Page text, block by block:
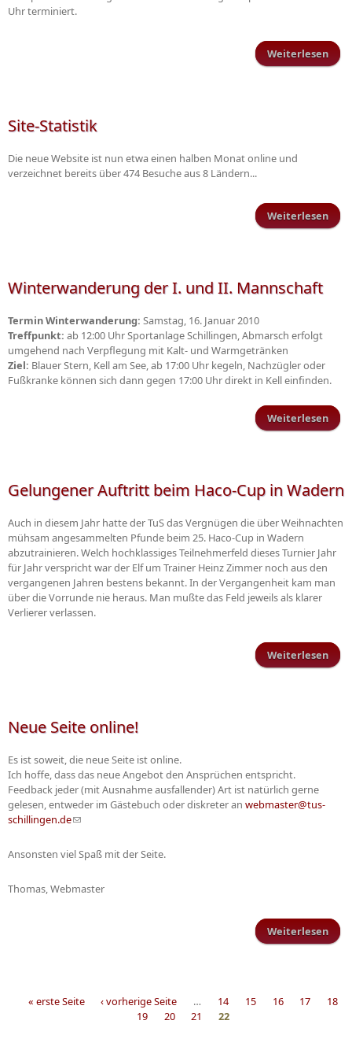
Uhr terminiert.
Weiterlesen
Site-Statistik
Die neue Website ist nun etwa einen halben Monat online und
verzeichnet bereits über 474 Besuche aus 8 Ländern...
Weiterlesen
Winterwanderung der I. und II. Mannschaft
Termin Winterwanderung: Samstag, 16. Januar 2010
Treffpunkt: ab 12:00 Uhr Sportanlage Schillingen, Abmarsch erfolgt
umgehend nach Verpflegung mit Kalt- und Warmgetränken
Ziel: Blauer Stern, Kell am See, ab 17:00 Uhr kegeln, Nachzügler oder
Fußkranke können sich dann gegen 17:00 Uhr direkt in Kell einfinden.
Weiterlesen
Gelungener Auftritt beim Haco-Cup in Wadern
Auch in diesem Jahr hatte der TuS das Vergnügen die über Weihnachten
mühsam angesammelten Pfunde beim 25. Haco-Cup in Wadern
abzutrainieren. Welch hochklassiges Teilnehmerfeld dieses Turnier Jahr
für Jahr verspricht war der Elf um Trainer Heinz Zimmer noch aus den
vergangenen Jahren bestens bekannt. In der Vergangenheit kam man
über die Vorrunde nie heraus. Man mußte das Feld jeweils als klarer
Verlierer verlassen.
Weiterlesen
Neue Seite online!
Es ist soweit, die neue Seite ist online.
Ich hoffe, dass das neue Angebot den Ansprüchen entspricht.
Feedback jeder (mit Ausnahme ausfallender) Art ist natürlich gerne
gelesen, entweder im Gästebuch oder diskreter an webmaster@tus-
schillingen.de(Link sendet E-Mail)
Ansonsten viel Spaß mit der Seite.
Thomas, Webmaster
Weiterlesen
« erste Seite ‹ vorherige Seite … 14 15 16 17
18
19
20 21 22